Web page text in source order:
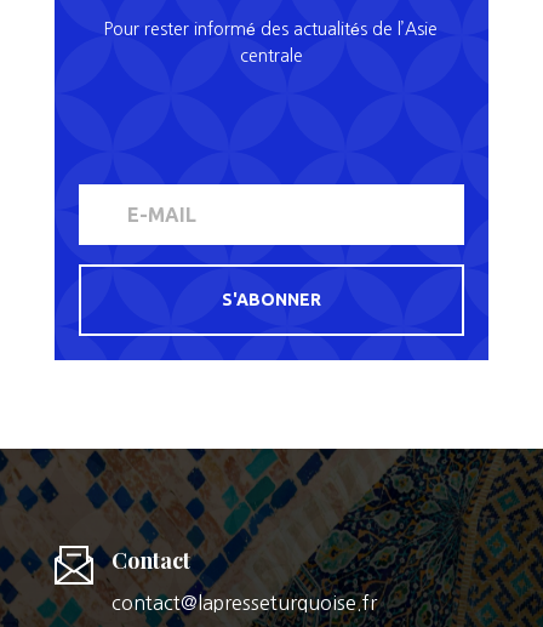
Pour rester informé des actualités de l’Asie
centrale
S'ABONNER
Contact
contact@lapresseturquoise.fr